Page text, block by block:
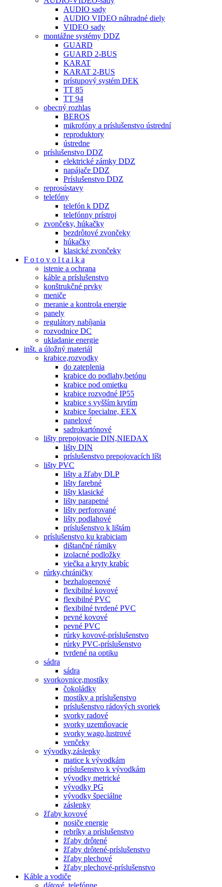
AUDIO sady
AUDIO VIDEO náhradné diely
VIDEO sady
montážne systémy DDZ
GUARD
GUARD 2-BUS
KARAT
KARAT 2-BUS
prístupový systém DEK
TT 85
TT 94
obecný rozhlas
BEROS
mikrofóny a príslušenstvo ústrední
reproduktory
ústredne
príslušenstvo DDZ
elektrické zámky DDZ
napájače DDZ
Príslušenstvo DDZ
reprosústavy
telefóny
telefón k DDZ
telefónny prístroj
zvončeky, húkačky
bezdrôtové zvončeky
húkačky
klasické zvončeky
F o t o v o l t a i k a
istenie a ochrana
káble a príslušenstvo
konštrukčné prvky
meniče
meranie a kontrola energie
panely
regulátory nabíjania
rozvodnice DC
ukladanie energie
inšt. a úložný materiál
krabice,rozvodky
do zateplenia
krabice do podlahy,betónu
krabice pod omietku
krabice rozvodné IP55
krabice s vyšším krytím
krabice špecialne, EEX
panelové
sadrokartónové
lišty prepojovacie DIN,NIEDAX
lišty DIN
príslušenstvo prepojovacích líšt
lišty PVC
lišty a žľaby DLP
lišty farebné
lišty klasické
lišty parapetné
lišty perforované
lišty podlahové
príslušenstvo k lištám
príslušenstvo ku krabiciam
dištančné rámiky
izolacné podložky
viečka a kryty krabíc
rúrky,chráničky
bezhalogenové
flexibilné kovové
flexibilné PVC
flexibilné tvrdené PVC
pevné kovové
pevné PVC
rúrky kovové-príslušenstvo
rúrky PVC-príslušenstvo
tvrdené na optiku
sádra
sádra
svorkovnice,mostíky
čokoládky
mostíky a príslušenstvo
príslušenstvo rádových svoriek
svorky radové
svorky uzemňovacie
svorky wago,lustrové
venčeky
vývodky,záslepky
matice k vývodkám
príslušenstvo k vývodkám
vývodky metrické
vývodky PG
vývodky špeciálne
záslepky
žľaby kovové
nosiče energie
rebríky a príslušenstvo
žľaby drôtené
žľaby drôtené-príslušenstvo
žľaby plechové
žľaby plechové-príslušenstvo
Káble a vodiče
dátové, telefónne